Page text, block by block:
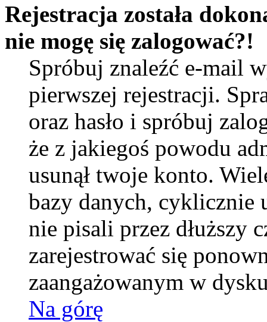
Rejestracja została
nie mogę się zalogować?!
Spróbuj znaleźć e-mail
pierwszej rejestracji.
oraz hasło i spróbuj
że z jakiegoś powodu
usunął twoje konto.
bazy danych, cyklicznie
nie pisali przez dłuższy
zarejestrować się
zaangażowanym w
Na górę